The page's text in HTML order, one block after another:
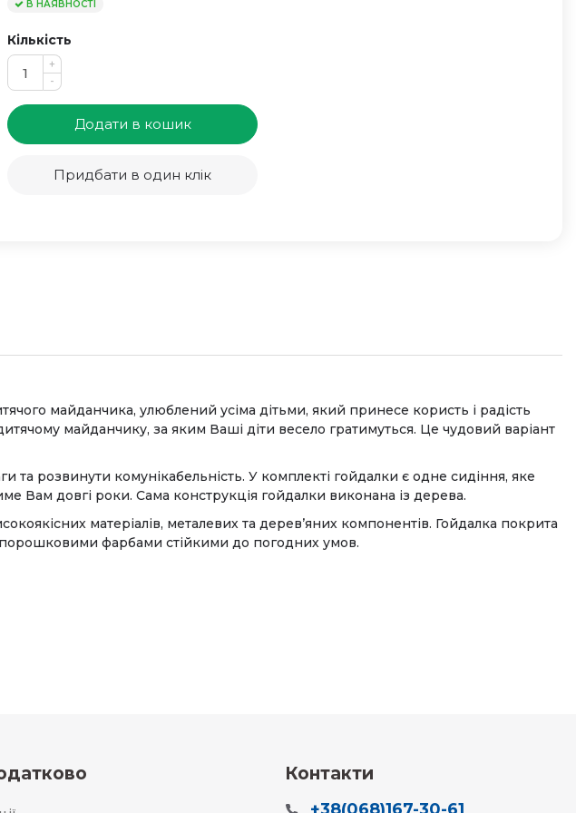
В НАЯВНОСТІ
Кількість
+
-
Додати в кошик
Придбати в один клік
майданчика, улюблений усіма дітьми, який принесе користь і радість
майданчику, за яким Ваші діти весело гратимуться. Це чудовий варіант
розвинути комунікабельність. У комплекті гойдалки є одне сидіння, яке
Вам довгі роки. Сама конструкція гойдалки виконана із дерева.
матеріалів, металевих та дерев’яних компонентів. Гойдалка покрита
фарбами стійкими до погодних умов.
Контакти